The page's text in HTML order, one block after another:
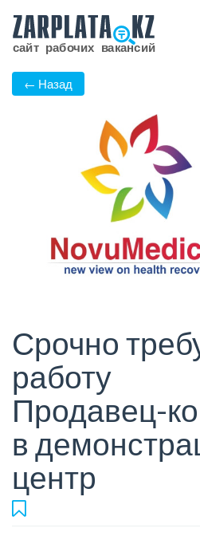
← Назад
Срочно
работу
Продавец-
в
центр